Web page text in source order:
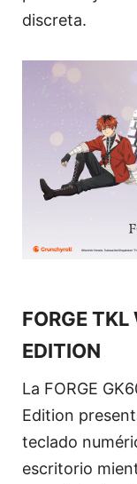
discreta.
FORGE TKL
EDITION
La FORGE
Edition
teclado
escritorio